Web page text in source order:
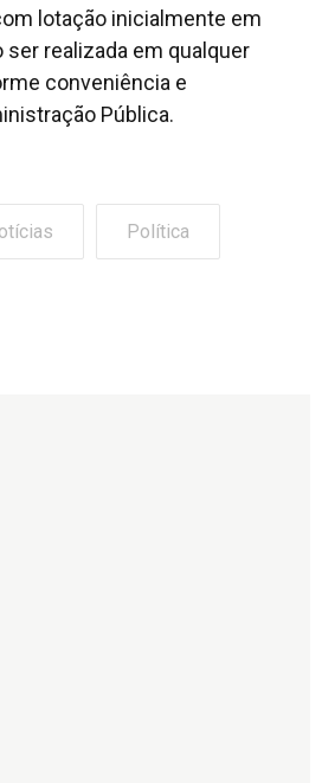
lotação inicialmente em
ser realizada em qualquer
conveniência e
Pública.
Política